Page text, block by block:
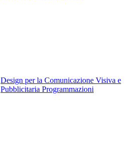
Design per la Comunicazione Visiva e
Pubblicitaria Programmazioni